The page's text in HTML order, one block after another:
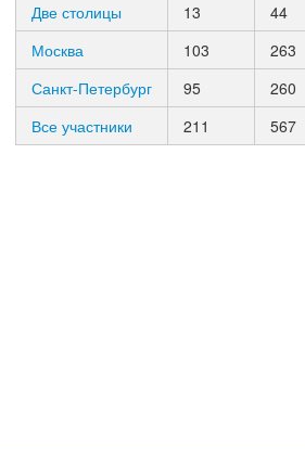
Две столицы
13
44
Москва
103
263
Санкт-Петербург
95
260
Все участники
211 567